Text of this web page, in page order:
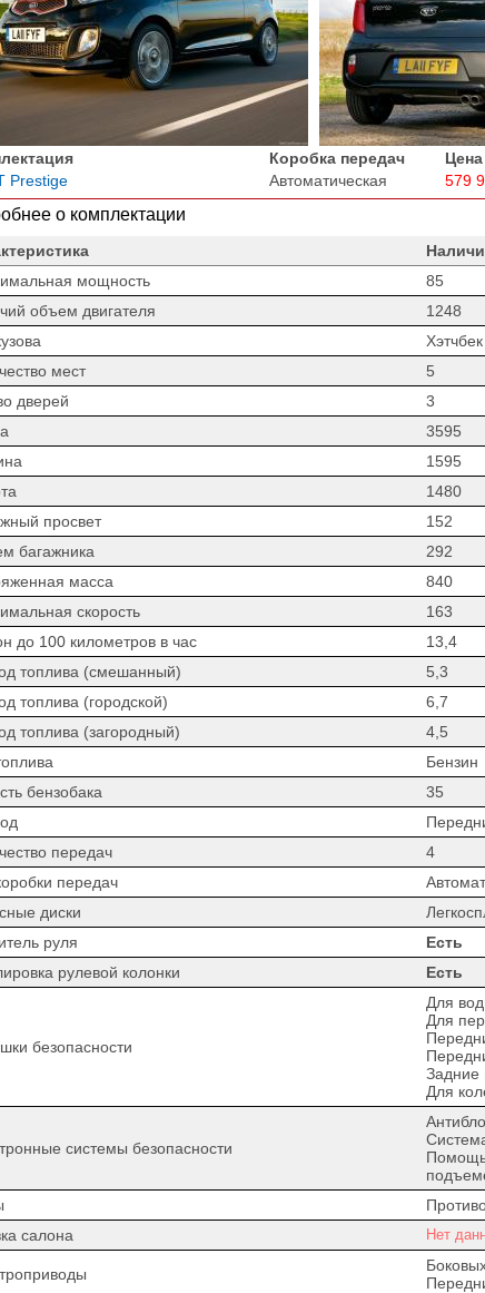
Коробка передач
Цена
Prestige
Автоматическая 579
о комплектации
мощность
85
объем двигателя
1248
Хэтчбек
мест
5
дверей
3
3595
1595
1480
просвет
152
багажника
292
масса
840
скорость
163
до 100 километров в час
13,4
топлива (смешанный)
5,3
топлива (городской)
6,7
топлива (загородный)
4,5
Бензин
бензобака
35
передач
4
передач
диски
руля
Есть
рулевой колонки
Есть
безопасности
Для
Для
Задние
Для
системы безопасности
Помощь
салона
Нет